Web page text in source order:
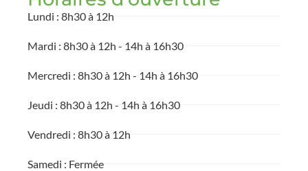
Lundi : 8h30 à 12h
Mardi : 8h30 à 12h - 14h à 16h30
Mercredi : 8h30 à 12h - 14h à 16h30
Jeudi : 8h30 à 12h - 14h à 16h30
Vendredi : 8h30 à 12h
Samedi : Fermée